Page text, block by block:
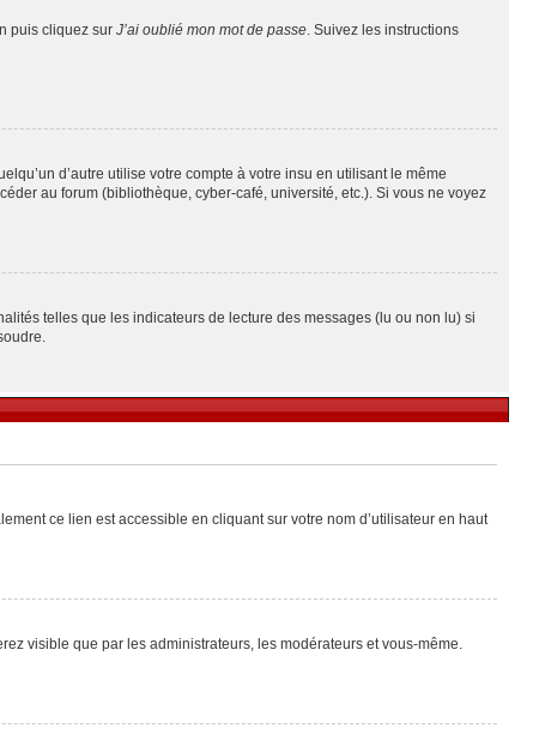
puis cliquez sur J’ai oublié mon mot de passe. Suivez les instructions
d’autre utilise votre compte à votre insu en utilisant le même
au forum (bibliothèque, cyber-café, université, etc.). Si vous ne voyez
telles que les indicateurs de lecture des messages (lu ou non lu) si
ce lien est accessible en cliquant sur votre nom d’utilisateur en haut
visible que par les administrateurs, les modérateurs et vous-même.